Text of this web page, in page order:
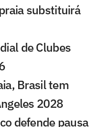
substituirá
de Clubes
Brasil tem
2028
defende pausa